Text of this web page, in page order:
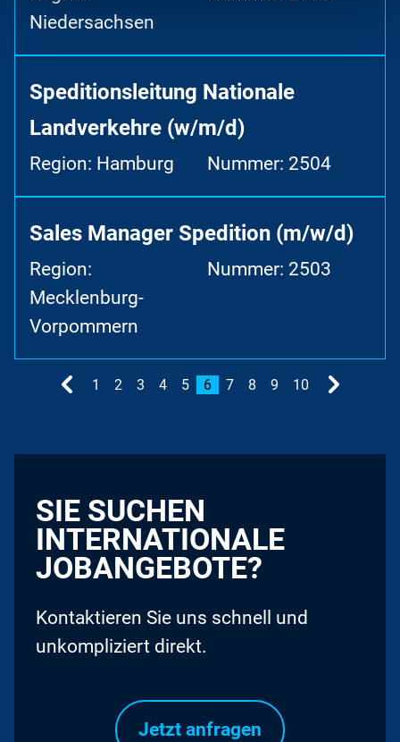
Niedersachsen
Speditionsleitung Nationale
Landverkehre (w/m/d)
Region: Hamburg Nummer: 2504
Sales Manager Spedition (m/w/d)
Region:
Mecklenburg-
Vorpommern
Nummer: 2503
1 2 3 4 5 6 7 8 9 10
SIE SUCHEN
INTERNATIONALE
JOBANGEBOTE?
Kontaktieren Sie uns schnell und
unkompliziert direkt.
Jetzt anfragen